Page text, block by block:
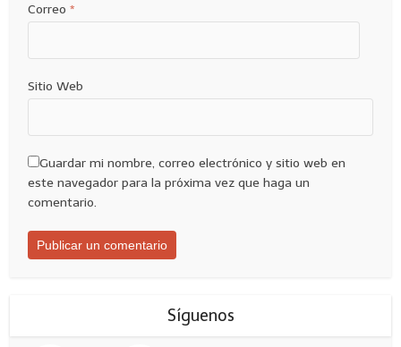
Correo *
Sitio Web
Guardar mi nombre, correo electrónico y sitio web en
este navegador para la próxima vez que haga un
comentario.
Síguenos